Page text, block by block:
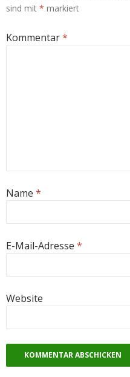
sind mit * markiert
Kommentar*
Name *
E-Mail-Adresse *
Website